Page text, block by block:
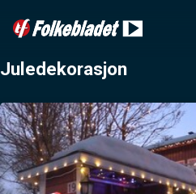
Juledekorasjon